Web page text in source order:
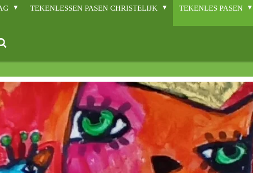
TEKENLESSEN PASEN CHRISTELIJK TEKENLES PASEN